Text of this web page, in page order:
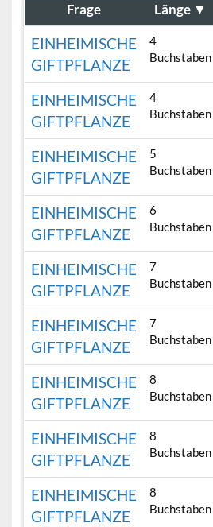
Frage Länge ▼
EINHEIMISCHE
GIFTPFLANZE
4
Buchstaben
EINHEIMISCHE
GIFTPFLANZE
4
Buchstaben
EINHEIMISCHE
GIFTPFLANZE
5
Buchstaben
EINHEIMISCHE
GIFTPFLANZE
6
Buchstaben
EINHEIMISCHE
GIFTPFLANZE
7
Buchstaben
EINHEIMISCHE
GIFTPFLANZE
7
Buchstaben
EINHEIMISCHE
GIFTPFLANZE
8
Buchstaben
EINHEIMISCHE
GIFTPFLANZE
8
Buchstaben
EINHEIMISCHE
GIFTPFLANZE
8
Buchstaben